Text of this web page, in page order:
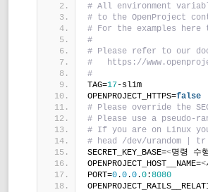
# All environment
# to the OpenProject
# For the examples
#
# Please refer to our
#   https://
#
TAG=17-slim
OPENPROJECT_HTTPS=false
# Please override the
# Please use a
# If you are on Linux
# head /dev/urandom |
SECRET_KEY_BASE=<명령 수
OPENPROJECT_HOST__NAME=<
PORT=0.0.0.0:8080